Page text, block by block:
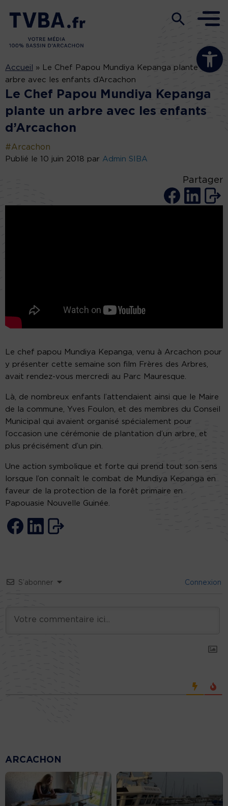
Ouvrir la
Accueil »
Le Chef Papou Mundiya Kepanga plante un
arbre avec les enfants d’Arcachon
Le Chef Papou Mundiya Kepanga
plante un arbre avec les enfants
d’Arcachon
#Arcachon
Publié le 10 juin 2018 par Admin SIBA
Partager
Le chef papou Mundiya Kepanga, venu à Arcachon pour
y présenter cette semaine son film Frères des Arbres,
avait rendez-vous mercredi au Parc Mauresque.
Là, de nombreux enfants l’attendaient ainsi que le Maire
de la commune, Yves Foulon, et des membres du Conseil
Municipal qui avaient organisé spécialement pour
l’occasion une cérémonie de plantation d’un arbre, et
plus précisément d’un pin.
Une action symbolique et forte qui prend tout son sens
lorsque l’on connaît le combat de Mundiya Kepanga en
faveur de la protection de la forêt primaire en
Papouasie Nouvelle Guinée.
S’abonner Connexion
ARCACHON